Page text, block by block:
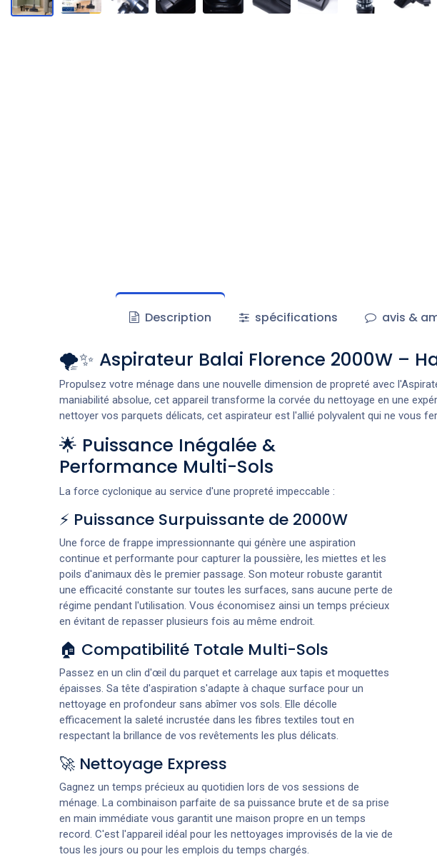
Description spécifications avis &
🌪️✨ Aspirateur Balai Florence 2000W –
Propulsez votre ménage dans une nouvelle dimension de propreté avec
maniabilité absolue, cet appareil transforme la corvée du nettoyage en une
nettoyer vos parquets délicats, cet aspirateur est l'allié polyvalent qui ne vous
🌟 Puissance Inégalée &
Performance Multi-Sols
La force cyclonique au service d'une propreté impeccable :
⚡ Puissance Surpuissante de 2000W
Une force de frappe impressionnante qui génère une aspiration
continue et performante pour capturer la poussière, les miettes et les
poils d'animaux dès le premier passage. Son moteur robuste garantit
une efficacité constante sur toutes les surfaces, sans aucune perte de
régime pendant l'utilisation. Vous économisez ainsi un temps précieux
en évitant de repasser plusieurs fois au même endroit.
🏠 Compatibilité Totale Multi-Sols
Passez en un clin d'œil du parquet et carrelage aux tapis et moquettes
épaisses. Sa tête d'aspiration s'adapte à chaque surface pour un
nettoyage en profondeur sans abîmer vos sols. Elle décolle
efficacement la saleté incrustée dans les fibres textiles tout en
respectant la brillance de vos revêtements les plus délicats.
🚀 Nettoyage Express
Gagnez un temps précieux au quotidien lors de vos sessions de
ménage. La combinaison parfaite de sa puissance brute et de sa prise
en main immédiate vous garantit une maison propre en un temps
record. C'est l'appareil idéal pour les nettoyages improvisés de la vie de
tous les jours ou pour les emplois du temps chargés.